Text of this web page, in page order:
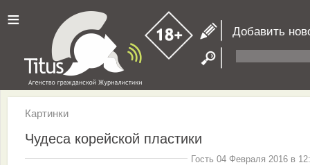
≡ Добавить
Картинки
Чудеса корейской пластики
Гость 04 Февраля 2016 в